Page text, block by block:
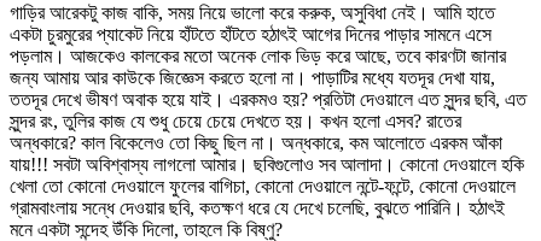
গাড়ির আরেকটু কাজ বাকি, সময় নিয়ে ভালো করে করুক, অসুবিধা নেই। আমি হাতে
একটা চুরমুরের প্যাকেট নিয়ে হাঁটতে হাঁটতে হঠাৎই আগের দিনের পাড়ার সামনে এসে
পড়লাম। আজকেও কালকের মতো অনেক লোক ভিড় করে আছে, তবে কারণটা জানার
জন্য আমায় আর কাউকে জিজ্ঞেস করতে হলো না। পাড়াটির মধ্যে যতদূর দেখা যায়,
ততদূর দেখে ভীষণ অবাক হয়ে যাই। এরকমও হয়? প্রতিটা দেওয়ালে এত সুন্দর ছবি, এত
সুন্দর রং, তুলির কাজ যে শুধু চেয়ে চেয়ে দেখতে হয়। কখন হলো এসব? রাতের
অন্ধকারে? কাল বিকেলেও তো কিছু ছিল না। অন্ধকারে, কম আলোতে এরকম আঁকা
যায়!!! সবটা অবিশ্বাস্য লাগলো আমার। ছবিগুলোও সব আলাদা। কোনো দেওয়ালে হকি
খেলা তো কোনো দেওয়ালে ফুলের বাগিচা, কোনো দেওয়ালে নন্টে-ফন্টে, কোনো দেওয়ালে
গ্রামবাংলায় সন্ধে দেওয়ার ছবি, কতক্ষণ ধরে যে দেখে চলেছি, বুঝতে পারিনি। হঠাৎই
মনে একটা সন্দেহ উঁকি দিলো, তাহলে কি বিষ্ণু?